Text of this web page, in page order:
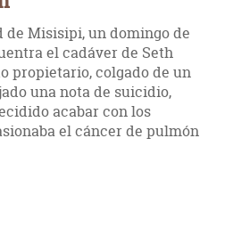
de Misisipi, un domingo de
el cadáver de Seth
propietario, colgado de un
una nota de suicidio,
acabar con los
el cáncer de pulmón